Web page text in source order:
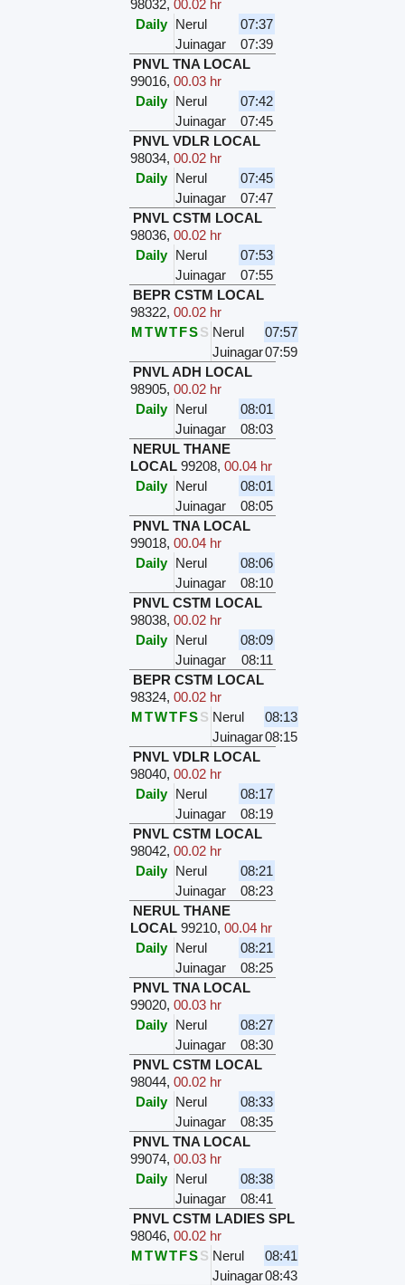
98032,00.02 hr
Daily Nerul
07:37
Juinagar
07:39
PNVL TNA LOCAL
99016,00.03 hr
Daily Nerul
07:42
Juinagar
07:45
PNVL VDLR LOCAL
98034,00.02 hr
Daily Nerul
07:45
Juinagar
07:47
PNVL CSTM LOCAL
98036,00.02 hr
Daily Nerul
07:53
Juinagar
07:55
BEPR CSTM LOCAL
98322,00.02 hr
MTWTFSS Nerul
07:57
Juinagar07:59
PNVL ADH LOCAL
98905,00.02 hr
Daily Nerul
08:01
Juinagar
08:03
NERUL THANE
LOCAL 99208,00.04 hr
Daily Nerul
08:01
Juinagar
08:05
PNVL TNA LOCAL
99018,00.04 hr
Daily Nerul
08:06
Juinagar
08:10
PNVL CSTM LOCAL
98038,00.02 hr
Daily Nerul
08:09
Juinagar
08:11
BEPR CSTM LOCAL
98324,00.02 hr
MTWTFSS Nerul
08:13
Juinagar08:15
PNVL VDLR LOCAL
98040,00.02 hr
Daily Nerul
08:17
Juinagar
08:19
PNVL CSTM LOCAL
98042,00.02 hr
Daily Nerul
08:21
Juinagar
08:23
NERUL THANE
LOCAL 99210,00.04 hr
Daily Nerul
08:21
Juinagar
08:25
PNVL TNA LOCAL
99020,00.03 hr
Daily Nerul
08:27
Juinagar
08:30
PNVL CSTM LOCAL
98044,00.02 hr
Daily Nerul
08:33
Juinagar
08:35
PNVL TNA LOCAL
99074,00.03 hr
Daily Nerul
08:38
Juinagar
08:41
PNVL CSTM LADIES SPL
98046,00.02 hr
MTWTFSS Nerul
08:41
Juinagar08:43